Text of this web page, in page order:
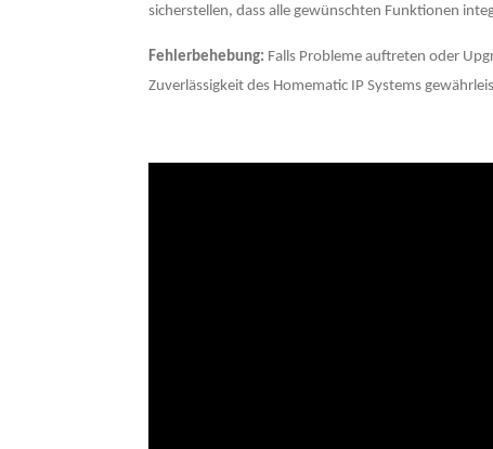
sicherstellen, dass alle gewünschten Funktionen
Fehlerbehebung: Falls Probleme auftreten oder
Zuverlässigkeit des Homematic IP Systems